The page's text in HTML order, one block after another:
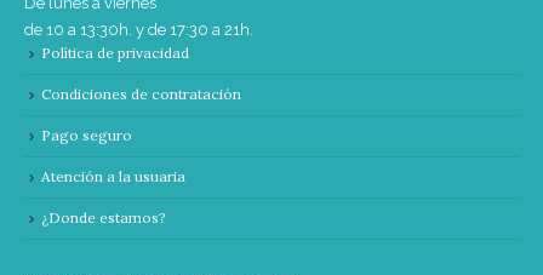
de 10 a 13:30h. y de 17:30 a 21h.
Política de privacidad
Condiciones de contratación
Pago seguro
Atención a la usuaria
¿Donde estamos?